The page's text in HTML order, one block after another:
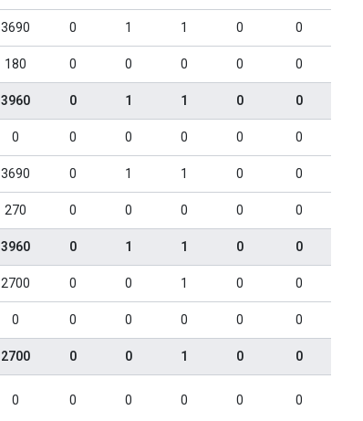
3690 0 1 1 0 0
180 0 0 0 0 0
3960 0 1 1 0 0
0 0 0 0 0 0
3690 0 1 1 0 0
270 0 0 0 0 0
3960 0 1 1 0 0
2700 0 0 1 0 0
0 0 0 0 0 0
2700 0 0 1 0 0
0 0 0 0 0 0